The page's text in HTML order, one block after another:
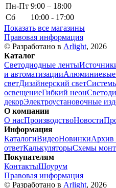
Пн-Пт 9:00 – 18:00
Сб
10:00 - 17:00
Показать все магазины
Правовая информация
© Разработано в Arlight, 2026
Каталог
Светодиодные ленты
и автоматизации
светДизайнерский свет
освещениеГибкий неон
декорЭлектроустановочные
О компании
О насПроизводствоНовости
Информация
КаталогиВидеоНовинкиАрхив
ответКалькуляторыСхемы
Покупателям
КонтактыШоурум
Правовая информация
© Разработано в Arlight, 2026